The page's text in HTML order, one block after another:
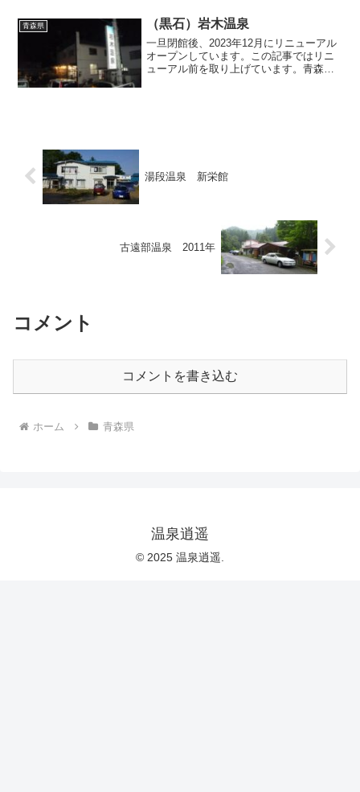
上に多くの情報が提供され...
青森県 （黒石）岩木温泉
一旦閉館後、2023年12月にリニューアル
オープンしています。この記事ではリニ
ューアル前を取り上げています。青森県
湯段温泉 新栄館
古遠部温泉 2011年
コメント
コメントを書き込む
ホーム 青森県
温泉逍遥
© 2025 温泉逍遥.